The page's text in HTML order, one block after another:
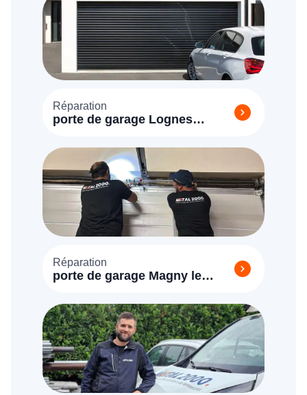
Réparation
porte de garage Lognes
Réparation
porte de garage Magny le